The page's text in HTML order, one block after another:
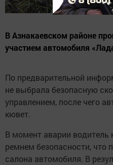
В Азнакаевском районе
участием автомобиля
По предварительной
не выбрала безопасную
управлением, после чего
кювет.
В момент аварии водитель
ремнем безопасности, что
салона автомобиля. В